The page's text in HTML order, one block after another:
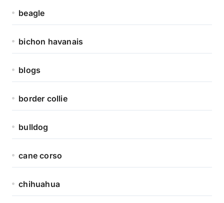
beagle
bichon havanais
blogs
border collie
bulldog
cane corso
chihuahua